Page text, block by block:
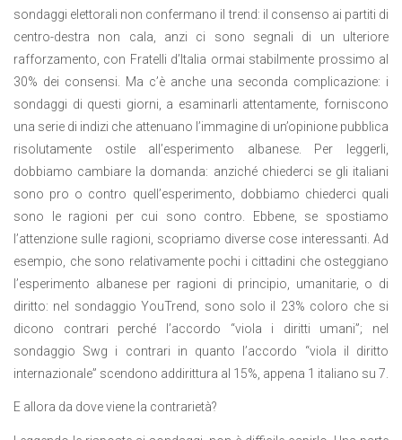
sondaggi elettorali non confermano il trend: il consenso ai partiti di
centro-destra non cala, anzi ci sono segnali di un ulteriore
rafforzamento, con Fratelli d’Italia ormai stabilmente prossimo al
30% dei consensi. Ma c’è anche una seconda complicazione: i
sondaggi di questi giorni, a esaminarli attentamente, forniscono
una serie di indizi che attenuano l’immagine di un’opinione pubblica
risolutamente ostile all’esperimento albanese. Per leggerli,
dobbiamo cambiare la domanda: anziché chiederci se gli italiani
sono pro o contro quell’esperimento, dobbiamo chiederci quali
sono le ragioni per cui sono contro. Ebbene, se spostiamo
l’attenzione sulle ragioni, scopriamo diverse cose interessanti. Ad
esempio, che sono relativamente pochi i cittadini che osteggiano
l’esperimento albanese per ragioni di principio, umanitarie, o di
diritto: nel sondaggio YouTrend, sono solo il 23% coloro che si
dicono contrari perché l’accordo “viola i diritti umani”; nel
sondaggio Swg i contrari in quanto l’accordo “viola il diritto
internazionale” scendono addirittura al 15%, appena 1 italiano su 7.
E allora da dove viene la contrarietà?